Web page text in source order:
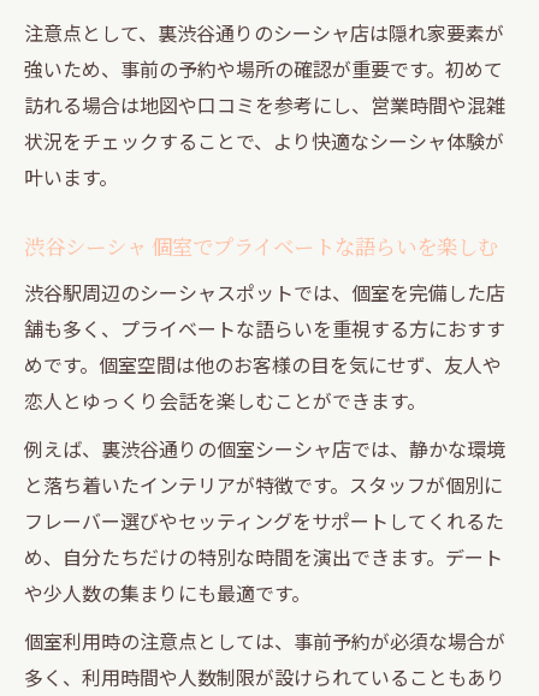
注意点として、裏渋谷通りのシーシャ店は隠れ家要素が
強いため、事前の予約や場所の確認が重要です。初めて
訪れる場合は地図や口コミを参考にし、営業時間や混雑
状況をチェックすることで、より快適なシーシャ体験が
叶います。
渋谷シーシャ 個室でプライベートな語らいを楽しむ
渋谷駅周辺のシーシャスポットでは、個室を完備した店
舗も多く、プライベートな語らいを重視する方におすす
めです。個室空間は他のお客様の目を気にせず、友人や
恋人とゆっくり会話を楽しむことができます。
例えば、裏渋谷通りの個室シーシャ店では、静かな環境
と落ち着いたインテリアが特徴です。スタッフが個別に
フレーバー選びやセッティングをサポートしてくれるた
め、自分たちだけの特別な時間を演出できます。デート
や少人数の集まりにも最適です。
個室利用時の注意点としては、事前予約が必須な場合が
多く、利用時間や人数制限が設けられていることもあり